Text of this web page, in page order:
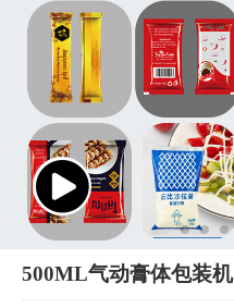
500ML气动膏体包装机